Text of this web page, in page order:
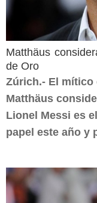
Matthäus
de Oro
Zúrich.- El mítico
Matthäus
Lionel Messi es
papel este año y